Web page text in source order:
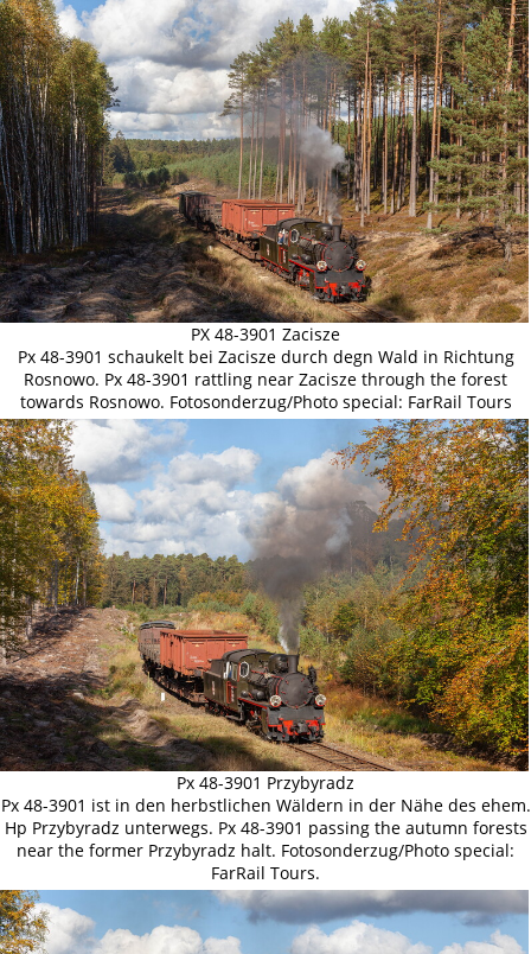
PX 48-3901 Zacisze
Px 48-3901 schaukelt bei Zacisze durch degn Wald in Richtung
Rosnowo. Px 48-3901 rattling near Zacisze through the forest
towards Rosnowo. Fotosonderzug/Photo special: FarRail Tours
Px 48-3901 Przybyradz
Px 48-3901 ist in den herbstlichen Wäldern in der Nähe des ehem.
Hp Przybyradz unterwegs. Px 48-3901 passing the autumn forests
near the former Przybyradz halt. Fotosonderzug/Photo special:
FarRail Tours.